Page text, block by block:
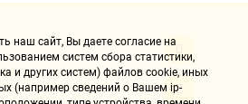
наш cайт, Вы даете согласие на
систем сбора статистики,
и других систем) файлов cookie, иных
(например сведений о Вашем ip-